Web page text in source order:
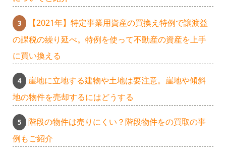
【2021年】特定事業用資産の買換え特例で譲渡益
の課税の繰り延べ。特例を使って不動産の資産を上手
に買い換える
崖地に立地する建物や土地は要注意。崖地や傾斜
地の物件を売却するにはどうする
階段の物件は売りにくい？階段物件をの買取の事
例もご紹介